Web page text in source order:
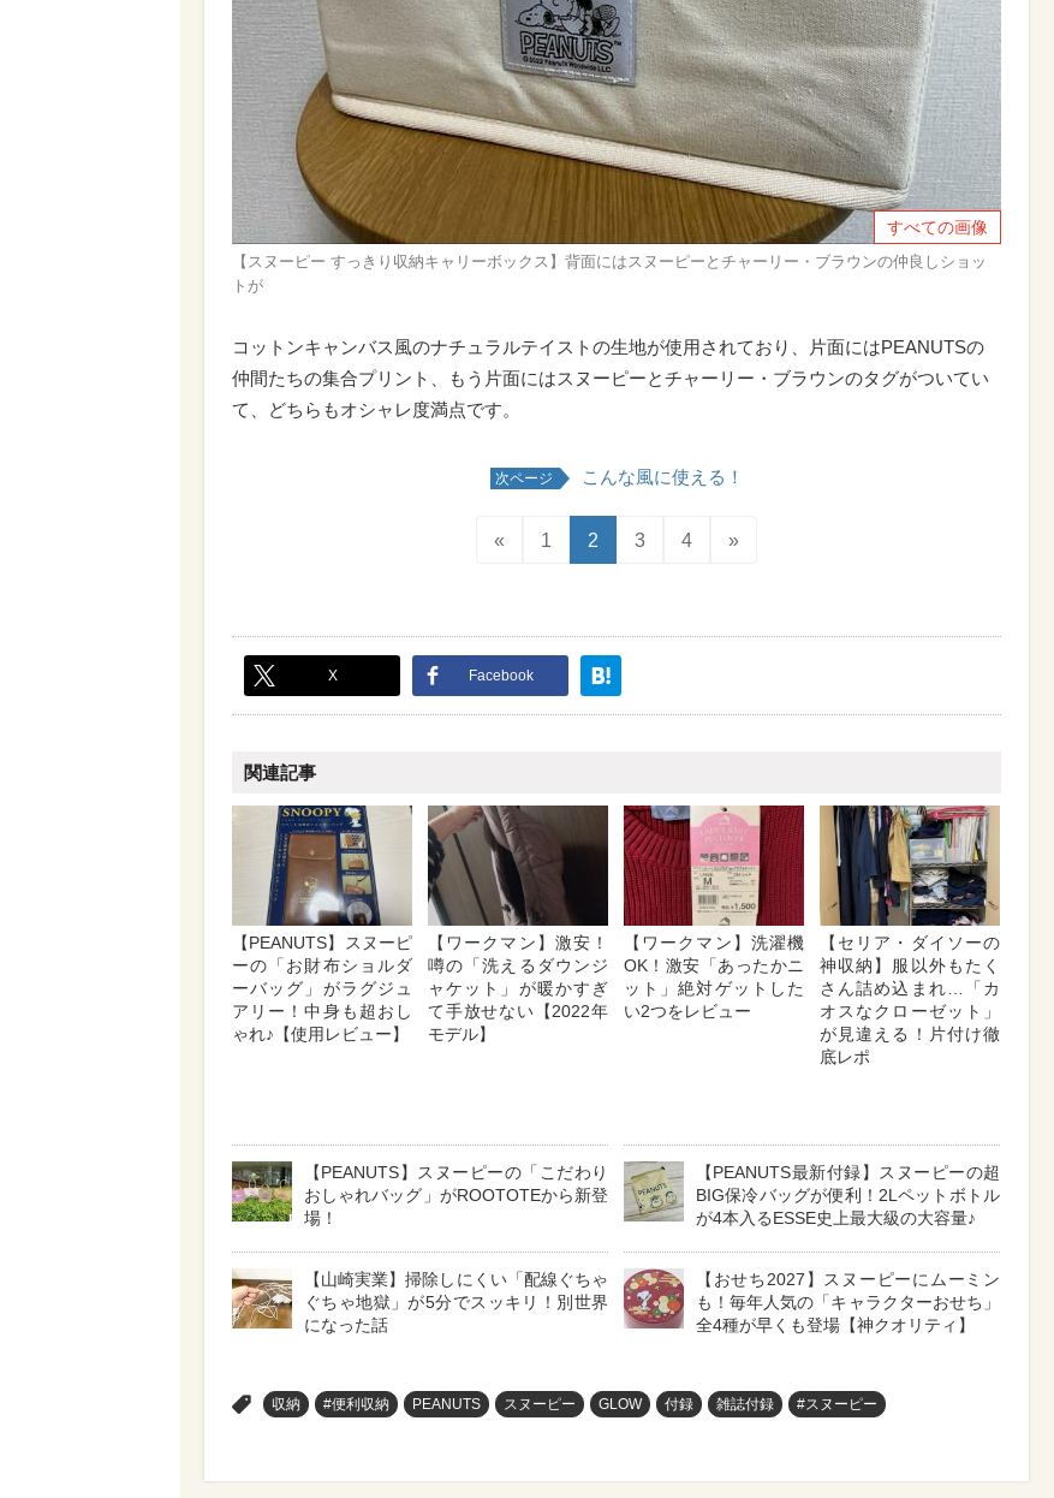
すべての画像
【スヌーピー すっきり収納キャリーボックス】背面にはスヌーピーとチャーリー・ブラウンの仲良しショッ
トが
コットンキャンバス風のナチュラルテイストの生地が使用されており、片面にはPEANUTSの
仲間たちの集合プリント、もう片面にはスヌーピーとチャーリー・ブラウンのタグがついてい
て、どちらもオシャレ度満点です。
次ページ こんな風に使える！
« 1 2 3 4 »
X Facebook
関連記事
【PEANUTS】スヌーピ
ーの「お財布ショルダ
ーバッグ」がラグジュ
アリー！中身も超おし
ゃれ♪【使用レビュー】
【ワークマン】激安！
噂の「洗えるダウンジ
ャケット」が暖かすぎ
て手放せない【2022年
モデル】
【ワークマン】洗濯機
OK！激安「あったかニ
ット」絶対ゲットした
い2つをレビュー
【セリア・ダイソーの
神収納】服以外もたく
さん詰め込まれ…「カ
オスなクローゼット」
が見違える！片付け徹
底レポ
【PEANUTS】スヌーピーの「こだわり
おしゃれバッグ」がROOTOTEから新登
場！
【PEANUTS最新付録】スヌーピーの超
BIG保冷バッグが便利！2Lペットボトル
が4本入るESSE史上最大級の大容量♪
【山崎実業】掃除しにくい「配線ぐちゃ
ぐちゃ地獄」が5分でスッキリ！別世界
になった話
【おせち2027】スヌーピーにムーミン
も！毎年人気の「キャラクターおせち」
全4種が早くも登場【神クオリティ】
収納 #便利収納 PEANUTS スヌーピー GLOW 付録 雑誌付録 #スヌーピー